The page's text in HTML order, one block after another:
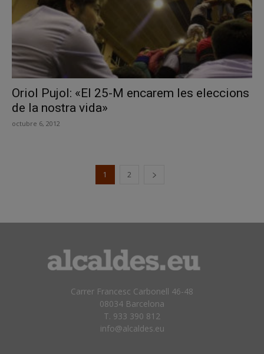
Oriol Pujol: «El 25-M encarem les eleccions
de la nostra vida»
octubre 6, 2012
1 2
Carrer Francesc Carbonell 46-48
08034 Barcelona
T. 933 390 812
info@alcaldes.eu